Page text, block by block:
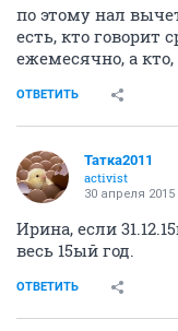
по этому нал
есть, кто говорит
ежемесячно, а
ОТВЕТИТЬ
Татка2011
activist
30 апреля 2015
Ирина, если
весь 15ый год.
ОТВЕТИТЬ